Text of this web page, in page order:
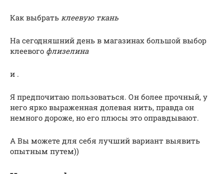
Как выбрать клеевую ткань
На сегодняшний день в магазинах большой выбор
клеевого флизелина
и .
Я предпочитаю пользоваться. Он более прочный, у
него ярко выраженная долевая нить, правда он
немного дороже, но его плюсы это оправдывают.
А Вы можете для себя лучший вариант выявить
опытным путем))